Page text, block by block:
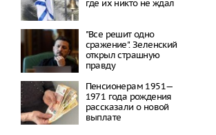
где их никто не ждал
"Все решит одно
сражение". Зеленский
открыл страшную
правду
Пенсионерам 1951—
1971 года рождения
рассказали о новой
выплате